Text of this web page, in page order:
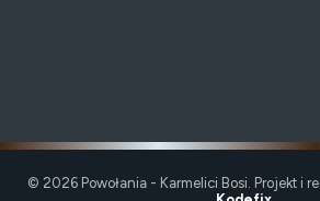
© 2026 Powołania - Karmelici Bosi. Projekt i